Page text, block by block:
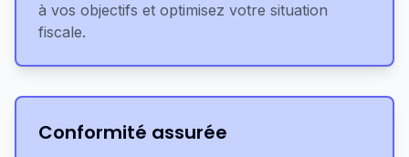
à vos objectifs et optimisez votre situation
fiscale.
Conformité assurée